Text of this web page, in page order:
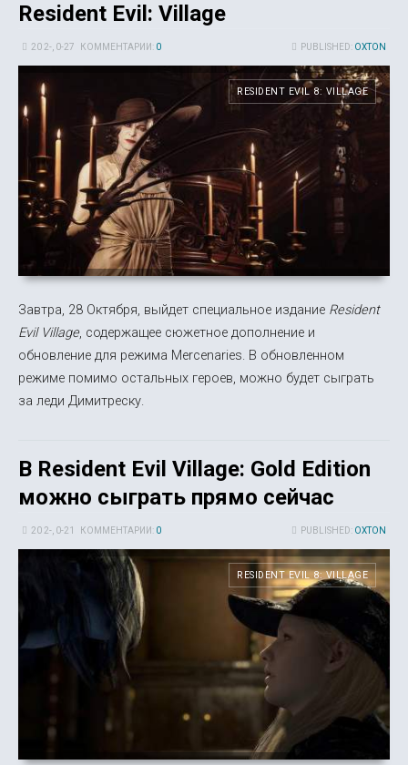
Resident Evil: Village
PUBLISHED: OXTON
20 2-, 0-27 КОММЕНТАРИИ: 0
RESIDENT EVIL 8: VILLAGE
Завтра, 28 Октября, выйдет специальное издание Resident
Evil Village, содержащее сюжетное дополнение и
обновление для режима Mercenaries. В обновленном
режиме помимо остальных героев, можно будет сыграть
за леди Димитреску.
В Resident Evil Village: Gold Edition
можно сыграть прямо сейчас
PUBLISHED: OXTON
20 2-, 0-21 КОММЕНТАРИИ: 0
RESIDENT EVIL 8: VILLAGE